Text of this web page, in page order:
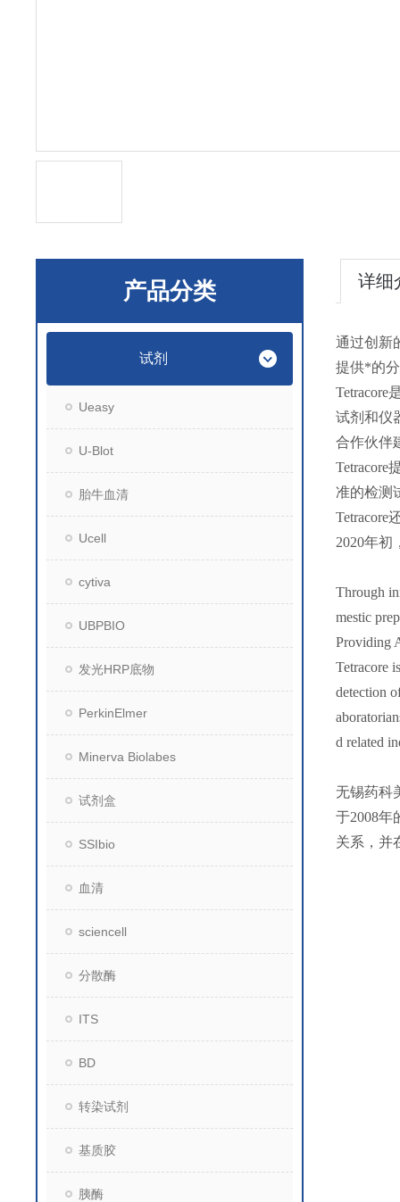
产品分类
试剂
Ueasy
U-Blot
胎牛血清
Ucell
cytiva
UBPBIO
发光HRP底物
PerkinElmer
Minerva Biolabes
试剂盒
SSIbio
血清
sciencell
分散酶
ITS
BD
转染试剂
基质胶
胰酶
详细
通过创新
提供*的
Tetracore
试剂和仪
合作伙伴
准的检测
Tetracore
2020年初
Through
mestic
Providing
Tetracore
detection
d related
无锡药科
于2008年
关系，并